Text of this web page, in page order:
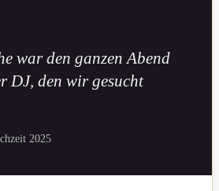
war den ganzen Abend
DJ, den wir gesucht
2025